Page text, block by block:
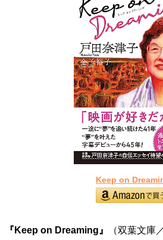
Keep on
『Keep on Dreaming』
（双葉文庫